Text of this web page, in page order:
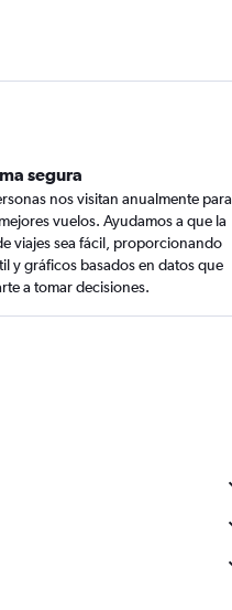
segura
nos visitan anualmente para
vuelos. Ayudamos a que la
viajes sea fácil, proporcionando
y gráficos basados en datos que
a tomar decisiones.